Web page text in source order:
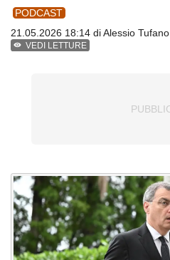
PODCAST
21.05.2026 18:14 diAlessio Tufano
VEDI LETTURE